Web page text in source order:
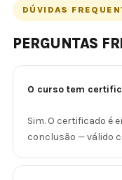
DÚVIDAS
PERGUNTAS
O curso tem
Sim. O certificado é
conclusão — válido